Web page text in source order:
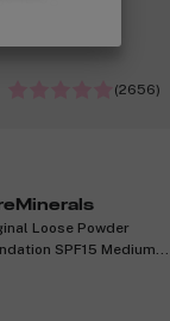
(2656)
Loose Powder
SPF15 Medium